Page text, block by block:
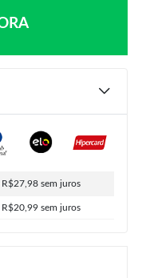
R$27,98 sem juros
R$20,99 sem juros